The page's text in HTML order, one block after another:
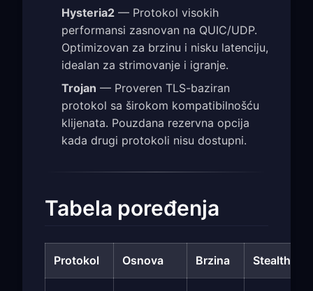
Hysteria2 — Protokol visokih
performansi zasnovan na QUIC/UDP.
Optimizovan za brzinu i nisku latenciju,
idealan za strimovanje i igranje.
Trojan — Proveren TLS-baziran
protokol sa širokom kompatibilnošću
klijenata. Pouzdana rezervna opcija
kada drugi protokoli nisu dostupni.
Tabela poređenja
Protokol Osnova Brzina Stealth